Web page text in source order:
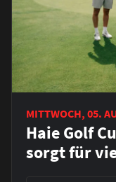
MITTWOCH, 05.
Haie Golf
sorgt für